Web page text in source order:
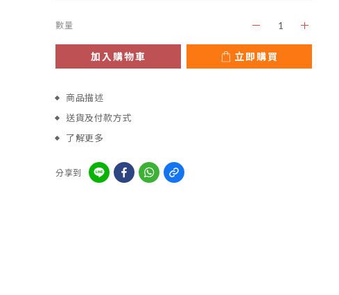
數量
加入購物車 立即購買
商品描述
送貨及付款方式
了解更多
分享到